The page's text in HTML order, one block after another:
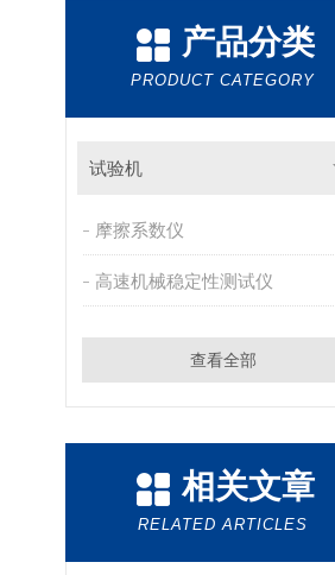
产品分类
PRODUCT CATEGORY
试验机
摩擦系数仪
高速机械稳定性测试仪
查看全部
相关文章
RELATED ARTICLES